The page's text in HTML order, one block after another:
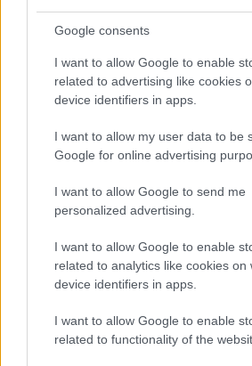
Google consents
I want to allow Google to enable
related to advertising like cookies
device identifiers in apps.
I want to allow my user data to be
Google for online advertising
I want to allow Google to send me
personalized advertising.
I want to allow Google to enable
related to analytics like cookies on
device identifiers in apps.
I want to allow Google to enable
related to functionality of the
C’è poiun tema di principio:
contratto, non una proprietà
legittimo che preveda
quelle legate al rinnovo. Ma la
del tifoso — decidere se
partita — non dovrebbe essere
minoranza di speculatori.